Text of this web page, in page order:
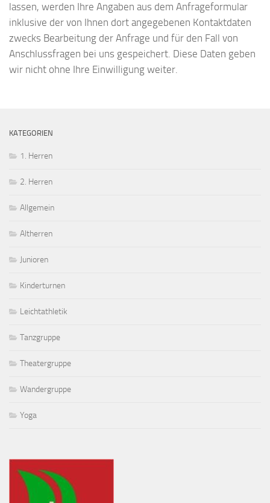
lassen, werden Ihre Angaben aus dem Anfrageformular
inklusive der von Ihnen dort angegebenen Kontaktdaten
zwecks Bearbeitung der Anfrage und für den Fall von
Anschlussfragen bei uns gespeichert. Diese Daten geben
wir nicht ohne Ihre Einwilligung weiter.
KATEGORIEN
1. Herren
2. Herren
Allgemein
Altherren
Junioren
Kinderturnen
Leichtathletik
Tanzgruppe
Theatergruppe
Wandergruppe
Yoga